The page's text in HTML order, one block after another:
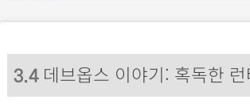
o
u
s
3.4데브옵스 이야기: 혹독한